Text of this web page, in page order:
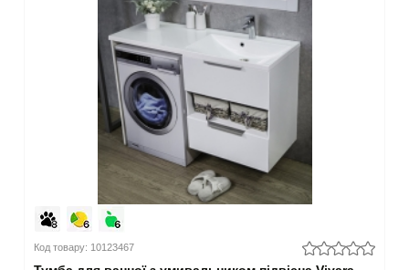
Код товару: 10123467